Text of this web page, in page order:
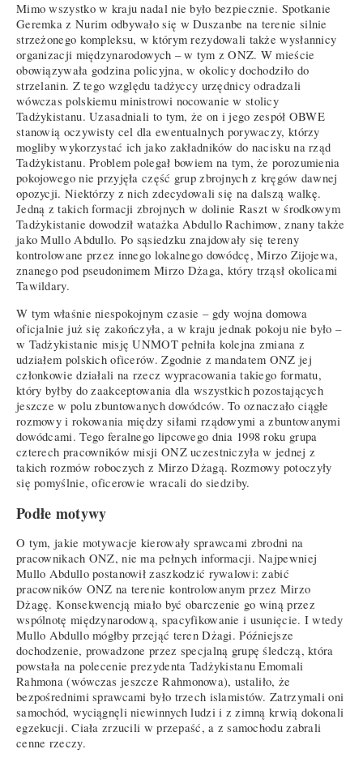
Mimo wszystko w kraju nadal nie było bezpiecznie. Spotkanie
Geremka z Nurim odbywało się w Duszanbe na terenie silnie
strzeżonego kompleksu, w którym rezydowali także wysłannicy
organizacji międzynarodowych – w tym z ONZ. W mieście
obowiązywała godzina policyjna, w okolicy dochodziło do
strzelanin. Z tego względu tadżyccy urzędnicy odradzali
wówczas polskiemu ministrowi nocowanie w stolicy
Tadżykistanu. Uzasadniali to tym, że on i jego zespół OBWE
stanowią oczywisty cel dla ewentualnych porywaczy, którzy
mogliby wykorzystać ich jako zakładników do nacisku na rząd
Tadżykistanu. Problem polegał bowiem na tym, że porozumienia
pokojowego nie przyjęła część grup zbrojnych z kręgów dawnej
opozycji. Niektórzy z nich zdecydowali się na dalszą walkę.
Jedną z takich formacji zbrojnych w dolinie Raszt w środkowym
Tadżykistanie dowodził watażka Abdullo Rachimow, znany także
jako Mullo Abdullo. Po sąsiedzku znajdowały się tereny
kontrolowane przez innego lokalnego dowódcę, Mirzo Zijojewa,
znanego pod pseudonimem Mirzo Dżaga, który trząsł okolicami
Tawildary.
W tym właśnie niespokojnym czasie – gdy wojna domowa
oficjalnie już się zakończyła, a w kraju jednak pokoju nie było –
w Tadżykistanie misję UNMOT pełniła kolejna zmiana z
udziałem polskich oficerów. Zgodnie z mandatem ONZ jej
członkowie działali na rzecz wypracowania takiego formatu,
który byłby do zaakceptowania dla wszystkich pozostających
jeszcze w polu zbuntowanych dowódców. To oznaczało ciągłe
rozmowy i rokowania między siłami rządowymi a zbuntowanymi
dowódcami. Tego feralnego lipcowego dnia 1998 roku grupa
czterech pracowników misji ONZ uczestniczyła w jednej z
takich rozmów roboczych z Mirzo Dżagą. Rozmowy potoczyły
się pomyślnie, oficerowie wracali do siedziby.
Podłe motywy
O tym, jakie motywacje kierowały sprawcami zbrodni na
pracownikach ONZ, nie ma pełnych informacji. Najpewniej
Mullo Abdullo postanowił zaszkodzić rywalowi: zabić
pracowników ONZ na terenie kontrolowanym przez Mirzo
Dżagę. Konsekwencją miało być obarczenie go winą przez
wspólnotę międzynarodową, spacyfikowanie i usunięcie. I wtedy
Mullo Abdullo mógłby przejąć teren Dżagi. Późniejsze
dochodzenie, prowadzone przez specjalną grupę śledczą, która
powstała na polecenie prezydenta Tadżykistanu Emomali
Rahmona (wówczas jeszcze Rahmonowa), ustaliło, że
bezpośrednimi sprawcami było trzech islamistów. Zatrzymali oni
samochód, wyciągnęli niewinnych ludzi i z zimną krwią dokonali
egzekucji. Ciała zrzucili w przepaść, a z samochodu zabrali
cenne rzeczy.